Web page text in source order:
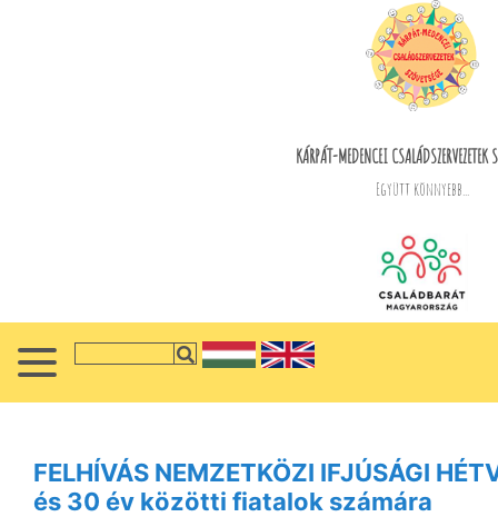
KÁRPÁT-MEDENCEI CSALÁDSZERVEZETEK
Együtt könnyebb...
FELHÍVÁS NEMZETKÖZI IFJÚSÁGI
és 30 év közötti fiatalok számára